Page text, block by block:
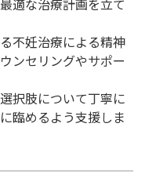
適な治療計画を立て
不妊治療による精神
ンセリングやサポー
択肢について丁寧に
臨めるよう支援しま